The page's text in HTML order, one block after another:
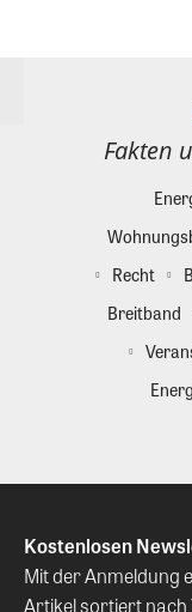
Fakten
Recht
Breitband
Kostenlosen
Mit der Anmeldung
Artikel sortiert nach